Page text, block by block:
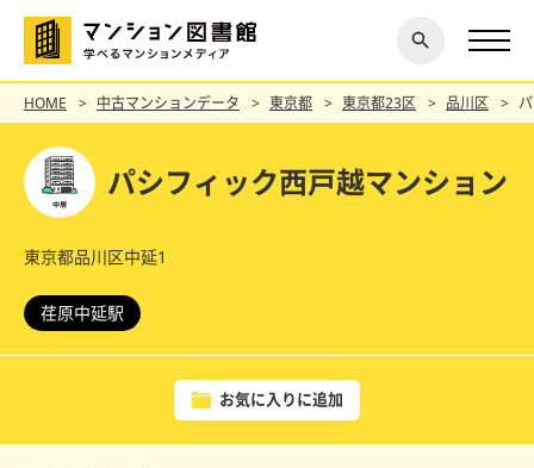
探す
閉じ
る
HOME 中古マンションデータ 東京都 東京都23区 品川区
パシフィック西戸越マンション
東京都品川区中延1
荏原中延駅
お気に入りに追加